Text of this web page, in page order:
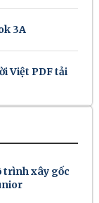
3A
Việt PDF tải
trình xây gốc